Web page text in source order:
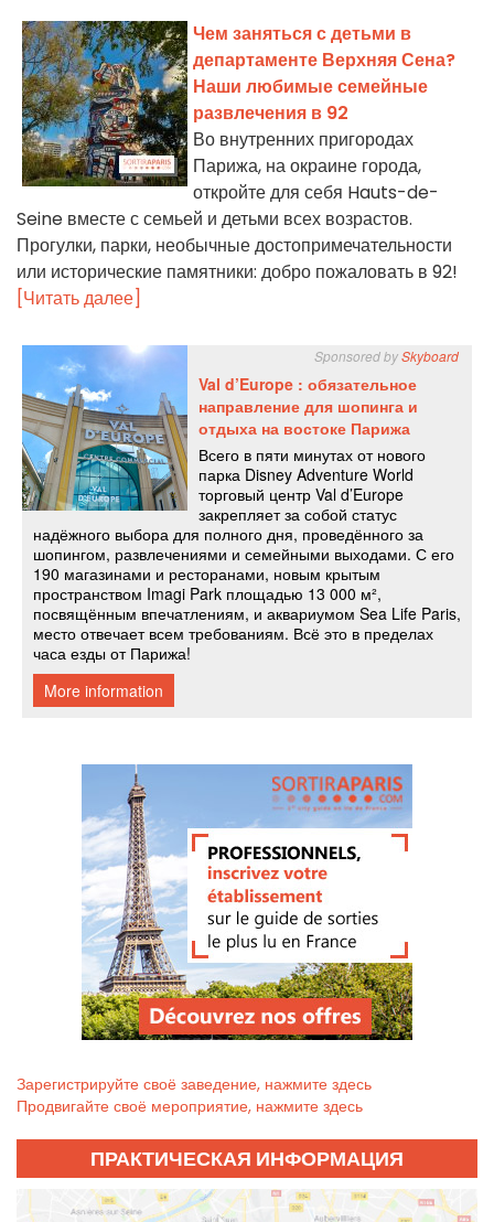
Чем заняться с детьми в
департаменте Верхняя Сена?
Наши любимые семейные
развлечения в 92
Во внутренних пригородах
Парижа, на окраине города,
откройте для себя Hauts-de-
Seine вместе с семьей и детьми всех возрастов.
Прогулки, парки, необычные достопримечательности
или исторические памятники: добро пожаловать в 92!
[Читать далее]
Зарегистрируйте своё заведение, нажмите здесь
Продвигайте своё мероприятие, нажмите здесь
ПРАКТИЧЕСКАЯ ИНФОРМАЦИЯ